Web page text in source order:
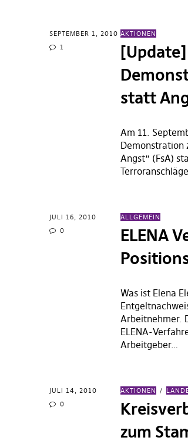
SEPTEMBER 1, 2010
1
AKTIONEN
statt
Am 11.
Demonstration
Angst“ (FsA)
JULI 16, 2010
0
ALLGEMEIN
ELENA
Was ist Elena
Arbeitnehmer.
ELENA-
Arbeitgeber…
JULI 14, 2010
0
AKTIONEN
zum